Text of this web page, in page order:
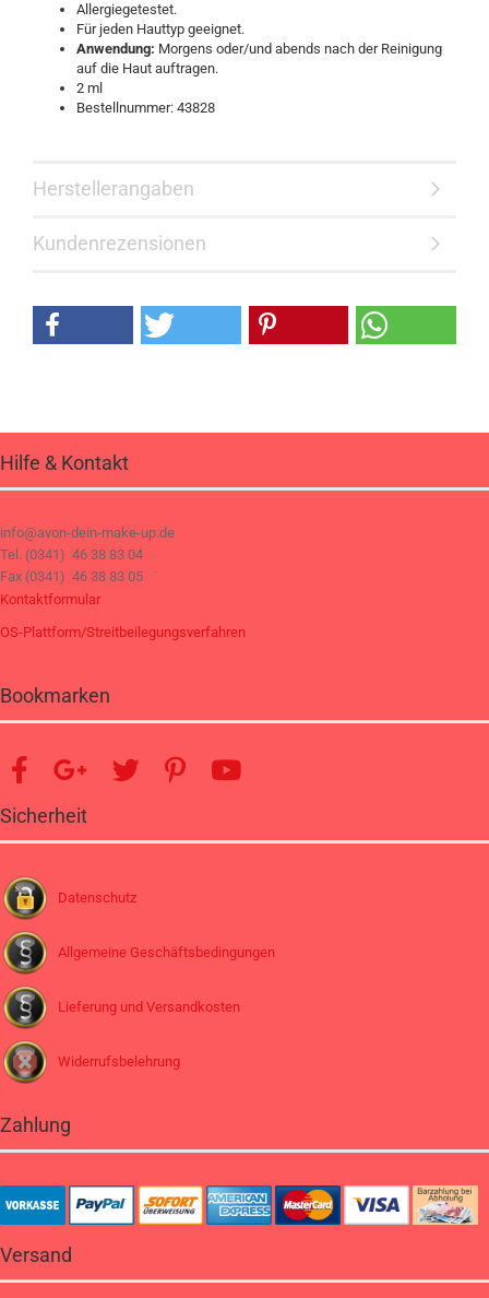
Allergiegetestet.
Für jeden Hauttyp geeignet.
Anwendung: Morgens oder/und abends nach der Reinigung
auf die Haut auftragen.
2 ml
Bestellnummer: 43828
Herstellerangaben
Kundenrezensionen
Hilfe & Kontakt
info@avon-dein-make-up.de
Tel. (0341) 46 38 83 04
Fax (0341) 46 38 83 05
Kontaktformular
OS-Plattform/Streitbeilegungsverfahren
Bookmarken
Sicherheit
Datenschutz
Allgemeine Geschäftsbedingungen
Lieferung und Versandkosten
Widerrufsbelehrung
Zahlung
Versand